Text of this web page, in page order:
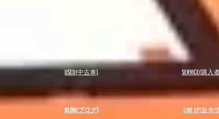
USED(中古車) SERVICE(購
BLOG(ブログ) LINE UP(新車